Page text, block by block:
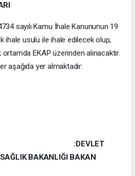
sayılı Kamu İhale Kanununun 19
ihale usulü ile ihale edilecek olup,
EKAP üzerinden alınacaktır.
aşağıda yer almaktadır:
:DEVLET
BAKANLIĞI BAKAN